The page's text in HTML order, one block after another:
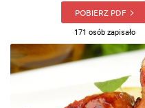
POBIERZ PDF
171 osób zapisało